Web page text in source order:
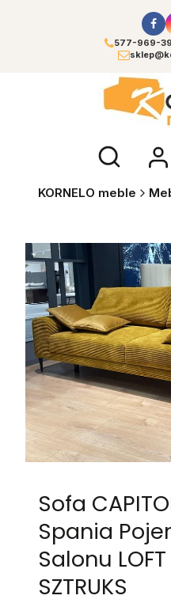
577-969-
Otwórz
KORNELO meble
Sofa
Spania
Salonu
SZTRUKS